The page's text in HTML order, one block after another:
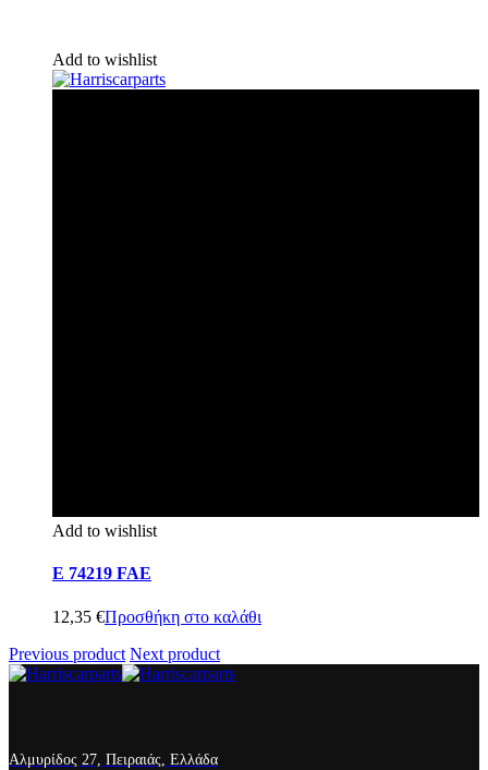
Add to wishlist
Add to wishlist
E 74219 FAE
12,35 €Προσθήκη στο καλάθι
Previous product Next product
Αλμυρίδος 27, Πειραιάς, Ελλάδα